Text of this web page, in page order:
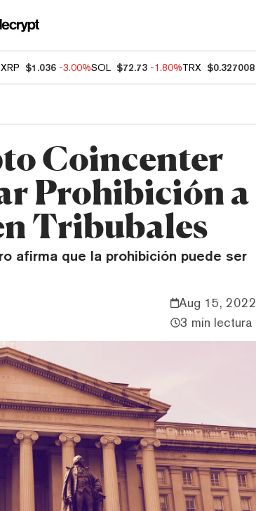
XRP $1.036 -3.00%SOL $72.73 -1.80%TRX $0.327008
Coincenter
Prohibición a
Tribubales
afirma que la prohibición puede ser
Aug 15, 2022
3 min lectura